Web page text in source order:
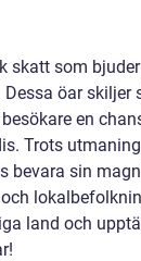
skatt som
öar skiljer
en
Trots
bevara sin
land och